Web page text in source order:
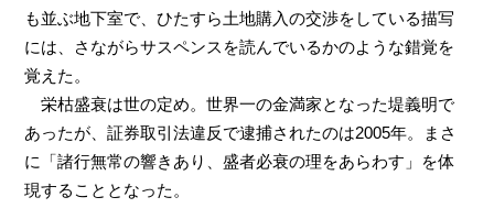
も並ぶ地下室で、ひたすら土地購入の交渉をしている描写
には、さながらサスペンスを読んでいるかのような錯覚を
覚えた。
栄枯盛衰は世の定め。世界一の金満家となった堤義明で
あったが、証券取引法違反で逮捕されたのは2005年。まさ
に「諸行無常の響きあり、盛者必衰の理をあらわす」を体
現することとなった。